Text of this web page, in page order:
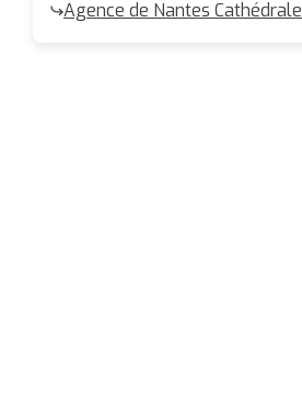
Agence de Nantes Cathédrale